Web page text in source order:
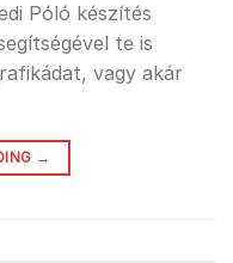
Póló készítés
te is
vagy akár
→